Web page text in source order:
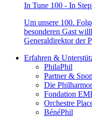
In Tune 100 - In
Um unsere 100.
besonderen Gast
Generaldirektor der
Erfahren &
PhilaPhil
Partner &
Die
Fondation
Orchestre
BénéPhil